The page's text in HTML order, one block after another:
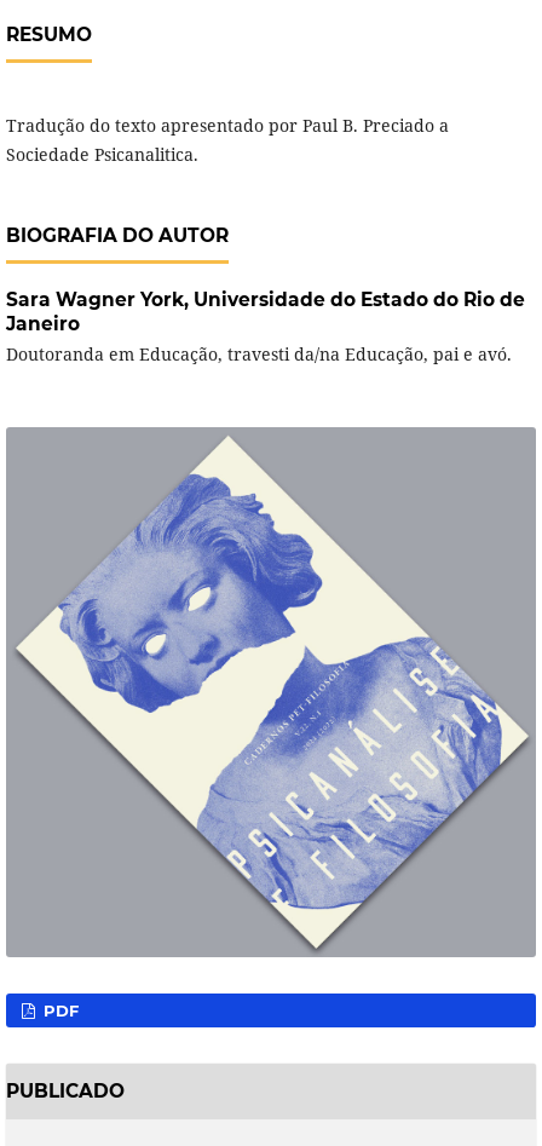
RESUMO
Tradução do texto apresentado por Paul B. Preciado a
Sociedade Psicanalitica.
BIOGRAFIA DO AUTOR
Sara Wagner York, Universidade do Estado do Rio de
Janeiro
Doutoranda em Educação, travesti da/na Educação, pai e avó.
PDF
PUBLICADO